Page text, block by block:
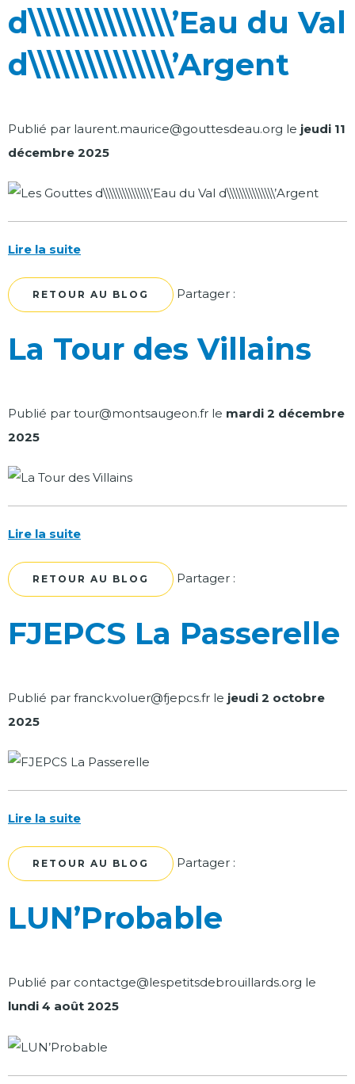
d\\\\\\\\\\\\\\\’Eau du Val
d\\\\\\\\\\\\\\\’Argent
Publié par laurent.maurice@gouttesdeau.org le jeudi 11
décembre 2025
Lire la suite
RETOUR AU BLOG Partager :
La Tour des Villains
Publié par tour@montsaugeon.fr le mardi 2 décembre
2025
Lire la suite
RETOUR AU BLOG Partager :
FJEPCS La Passerelle
Publié par franck.voluer@fjepcs.fr le jeudi 2 octobre
2025
Lire la suite
RETOUR AU BLOG Partager :
LUN’Probable
Publié par contactge@lespetitsdebrouillards.org le
lundi 4 août 2025